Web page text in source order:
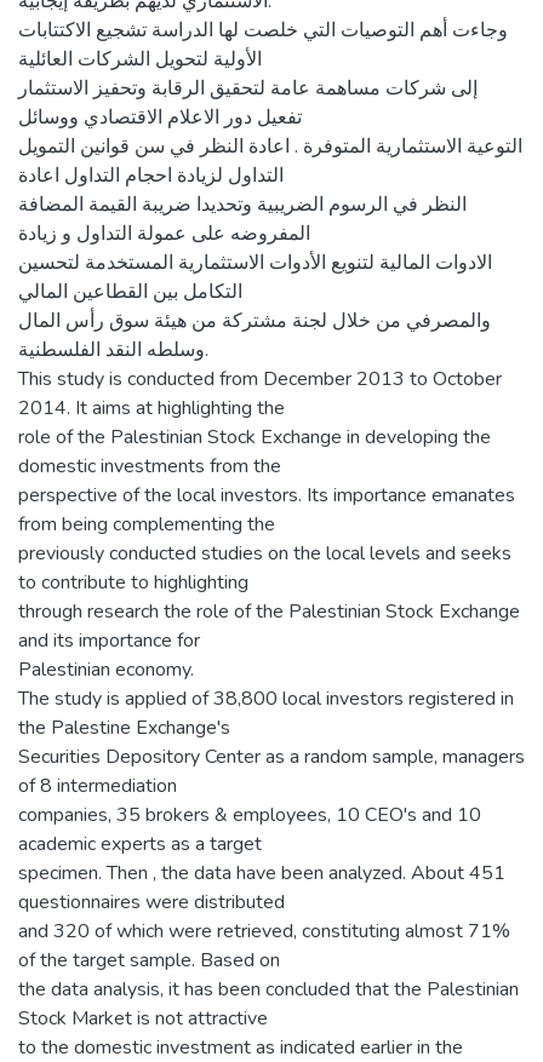
وجاءت أهم التوصيات التي خلصت لها الدراسة تشجيع الاكتتابات
الأولية لتحويل الشركات العائلية
إلى شركات مساهمة عامة لتحقيق الرقابة وتحفيز الاستثمار
تفعيل دور الاعلام الاقتصادي ووسائل
التوعية الاستثمارية المتوفرة . اعادة النظر في سن قوانين التمويل
التداول لزيادة احجام التداول اعادة
النظر في الرسوم الضريبية وتحديدا ضريبة القيمة المضافة
المفروضه على عمولة التداول و زيادة
الادوات المالية لتنويع الأدوات الاستثمارية المستخدمة لتحسين
التكامل بين القطاعين المالي
والمصرفي من خلال لجنة مشتركة من هيئة سوق رأس المال
وسلطه النقد الفلسطنية.
This study is conducted from December 2013 to October
2014. It aims at highlighting the
role of the Palestinian Stock Exchange in developing the
domestic investments from the
perspective of the local investors. Its importance emanates
from being complementing the
previously conducted studies on the local levels and seeks
to contribute to highlighting
through research the role of the Palestinian Stock Exchange
and its importance for
Palestinian economy.
The study is applied of 38,800 local investors registered in
the Palestine Exchange's
Securities Depository Center as a random sample, managers
of 8 intermediation
companies, 35 brokers & employees, 10 CEO's and 10
academic experts as a target
specimen. Then , the data have been analyzed. About 451
questionnaires were distributed
and 320 of which were retrieved, constituting almost 71%
of the target sample. Based on
the data analysis, it has been concluded that the Palestinian
Stock Market is not attractive
to the domestic investment as indicated earlier in the